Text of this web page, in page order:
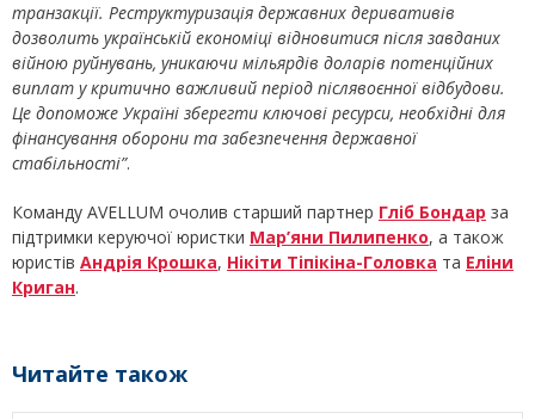
транзакції. Реструктуризація державних деривативів
дозволить українській економіці відновитися після завданих
війною руйнувань, уникаючи мільярдів доларів потенційних
виплат у критично важливий період післявоєнної відбудови.
Це допоможе Україні зберегти ключові ресурси, необхідні для
фінансування оборони та забезпечення державної
стабільності”.
Команду AVELLUM очолив старший партнер Гліб Бондар за
підтримки керуючої юристки Мар’яни Пилипенко, а також
юристів Андрія Крошка, Нікіти Тіпікіна-Головка та Еліни
Криган.
Читайте також